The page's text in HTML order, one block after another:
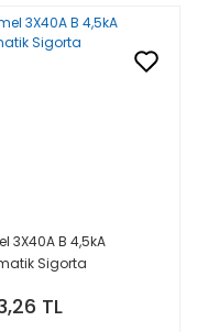
3X40A B 4,5kA
Sigorta
TL